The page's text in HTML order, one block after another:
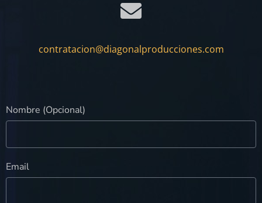
contratacion@diagonalproducciones.com
Nombre (Opcional)
Email